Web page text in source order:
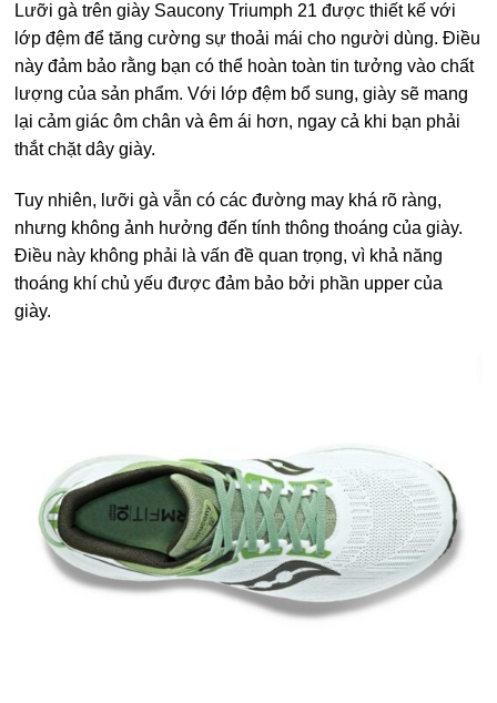
Lưỡi gà trên giày Saucony Triumph 21 được thiết kế với
lớp đệm để tăng cường sự thoải mái cho người dùng. Điều
này đảm bảo rằng bạn có thể hoàn toàn tin tưởng vào chất
lượng của sản phẩm. Với lớp đệm bổ sung, giày sẽ mang
lại cảm giác ôm chân và êm ái hơn, ngay cả khi bạn phải
thắt chặt dây giày.
Tuy nhiên, lưỡi gà vẫn có các đường may khá rõ ràng,
nhưng không ảnh hưởng đến tính thông thoáng của giày.
Điều này không phải là vấn đề quan trọng, vì khả năng
thoáng khí chủ yếu được đảm bảo bởi phần upper của
giày.